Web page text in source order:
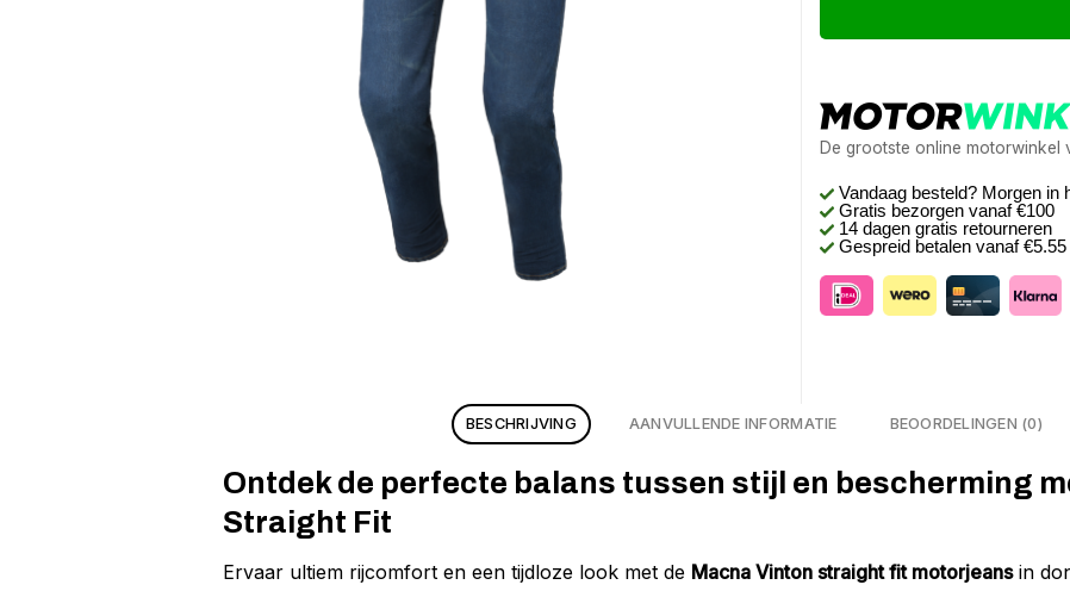
De grootste online motorwinkel
Vandaag besteld? Morgen in
Gratis bezorgen vanaf €100
14 dagen gratis retourneren
Gespreid betalen vanaf
BESCHRIJVING AANVULLENDE INFORMATIE BEOORDELINGEN (0)
Ontdek de perfecte balans tussen stijl en bescherming
Straight Fit
Ervaar ultiem rijcomfort en een tijdloze look met de Macna Vinton straight fit motorjeansin